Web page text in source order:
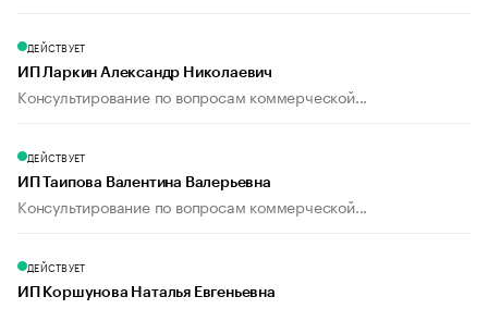
ДЕЙСТВУЕТ
ИП Ларкин Александр Николаевич
Консультирование по вопросам коммерческой...
ДЕЙСТВУЕТ
ИП Таипова Валентина Валерьевна
Консультирование по вопросам коммерческой...
ДЕЙСТВУЕТ
ИП Коршунова Наталья Евгеньевна